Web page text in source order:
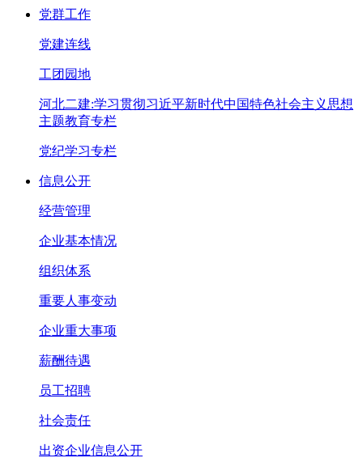
党群工作
党建连线
工团园地
河北二建:学习贯彻习近平新时代中国特色社会主义思想
主题教育专栏
党纪学习专栏
信息公开
经营管理
企业基本情况
组织体系
重要人事变动
企业重大事项
薪酬待遇
员工招聘
社会责任
出资企业信息公开